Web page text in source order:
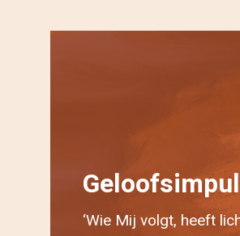
‘Wie Mij volgt, heeft